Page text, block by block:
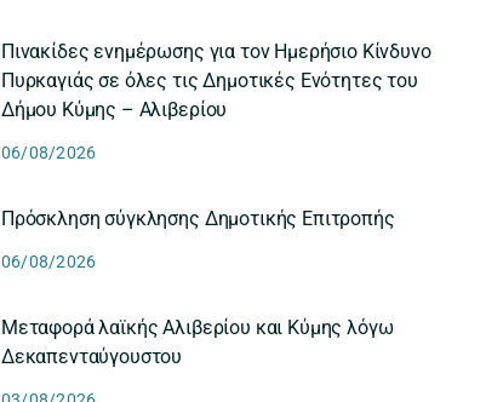
Πινακίδες ενημέρωσης για τον Ημερήσιο Κίνδυνο
Πυρκαγιάς σε όλες τις Δημοτικές Ενότητες του
Δήμου Κύμης – Αλιβερίου
06/08/2026
Πρόσκληση σύγκλησης Δημοτικής Επιτροπής
06/08/2026
Μεταφορά λαϊκής Αλιβερίου και Κύμης λόγω
Δεκαπενταύγουστου